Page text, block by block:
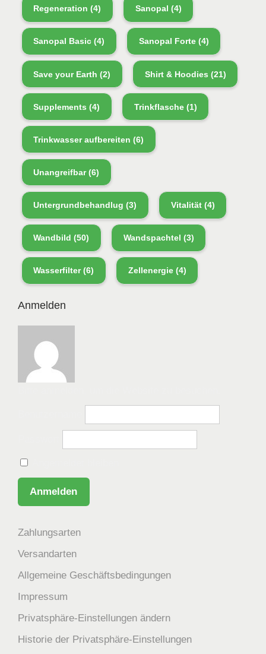
Regeneration (4) Sanopal (4)
Sanopal Basic (4) Sanopal Forte(4)
Save your Earth (2) Shirt & Hoodies (21)
Supplements (4) Trinkflasche(1)
Trinkwasser aufbereiten (6)
Unangreifbar(6)
Untergrundbehandlug (3) Vitalität(4)
Wandbild (50) Wandspachtel (3)
Wasserfilter(6) Zellenergie(4)
Anmelden
Zahlungsarten
Versandarten
Allgemeine Geschäftsbedingungen
Impressum
Privatsphäre-Einstellungen ändern
Historie der Privatsphäre-Einstellungen